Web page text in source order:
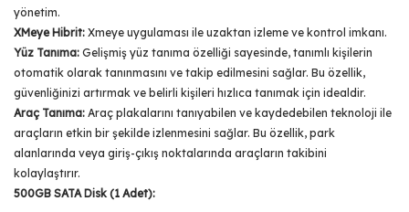
yönetim.
XMeye Hibrit: Xmeye uygulaması ile uzaktan izleme ve kontrol imkanı.
Yüz Tanıma: Gelişmiş yüz tanıma özelliği sayesinde, tanımlı kişilerin
otomatik olarak tanınmasını ve takip edilmesini sağlar. Bu özellik,
güvenliğinizi artırmak ve belirli kişileri hızlıca tanımak için idealdir.
Araç Tanıma: Araç plakalarını tanıyabilen ve kaydedebilen teknoloji ile
araçların etkin bir şekilde izlenmesini sağlar. Bu özellik, park
alanlarında veya giriş-çıkış noktalarında araçların takibini
kolaylaştırır.
500GB SATA Disk (1 Adet):